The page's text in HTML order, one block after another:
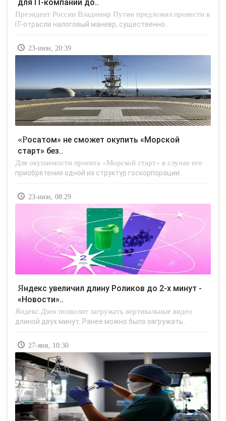
для IT-компаний до..
Президент России Владимир Путин предложил провести в
IT-отрасли налоговый маневр, существенно..
23-июн, 20:39
«Росатом» не сможет окупить «Морской
старт» без..
Для окупаемости проекта «Морской старт» в случае его
приобретения одной из структур госкорпорации..
23-июн, 08:29
Яндекс увеличил длину Роликов до 2-х минут -
«Новости»..
Яндекс.Дзен позволит загружать вертикальные видео
длиной двух минут. Ранее можно было загружать..
27-янв, 10:30